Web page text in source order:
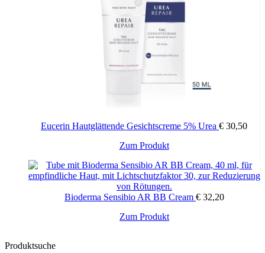
Eucerin Hautglättende Gesichtscreme 5% Urea € 30,50
Zum Produkt
Bioderma Sensibio AR BB Cream € 32,20
Zum Produkt
Produktsuche